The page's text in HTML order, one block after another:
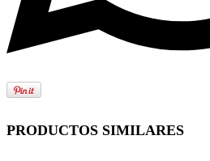
PRODUCTOS SIMILARES